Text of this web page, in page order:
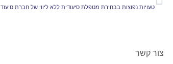
טעויות נפוצות בבחירת מטפלת סיעודית ללא ליווי של חברת סיעוד
צור קשר